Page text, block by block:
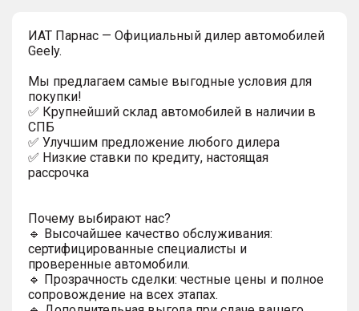
ИAT Парнас — Официальный дилер автомобилей
Geely.
Мы предлагаем самые выгодные условия для
покупки!
✅ Крупнейший склад автомобилей в наличии в
СПБ
✅ Улучшим предложение любого дилера
✅ Низкие ставки по кредиту, настоящая
рассрочка
Почему выбирают нас?
🔹 Высочайшее качество обслуживания:
сертифицированные специалисты и
проверенные автомобили.
🔹 Прозрачность сделки: честные цены и полное
сопровождение на всех этапах.